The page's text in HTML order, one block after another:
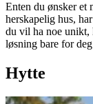
Enten du ønsker et
herskapelig hus,
du vil ha noe unikt,
løsning bare for
Hytte